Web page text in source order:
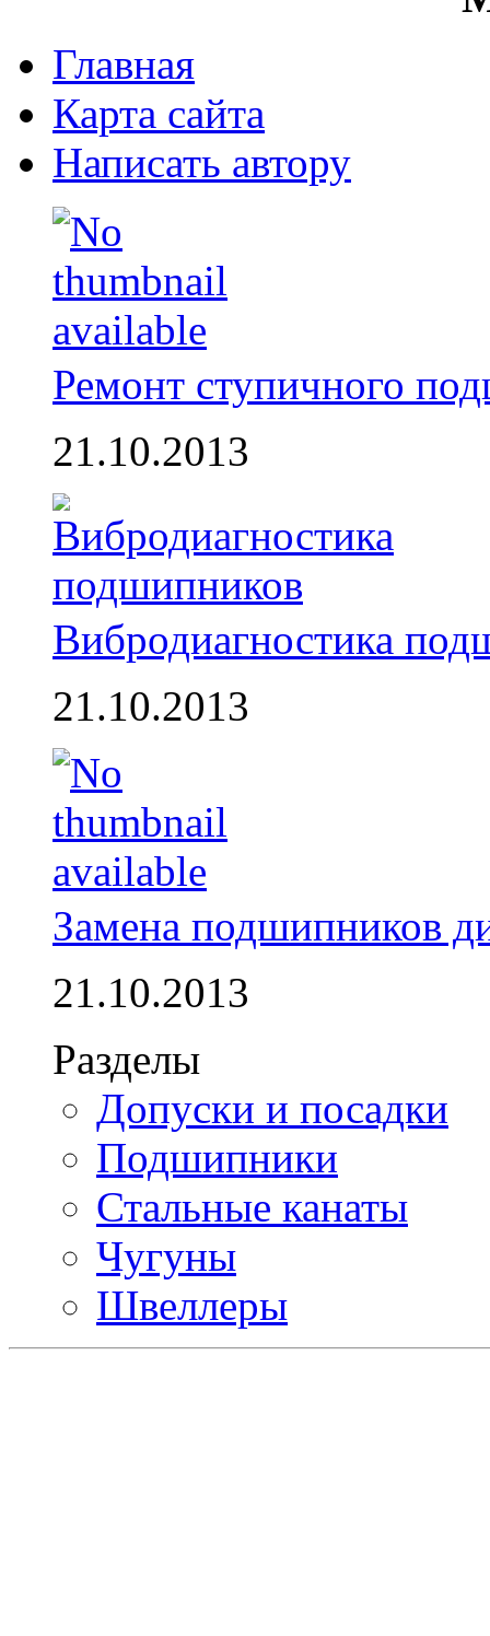
Главная
Карта сайта
Написать автору
Ремонт ступичного
21.10.2013
Вибродиагностика
21.10.2013
Замена подшипников
21.10.2013
Разделы
Допуски и посадки
Подшипники
Стальные канаты
Чугуны
Швеллеры